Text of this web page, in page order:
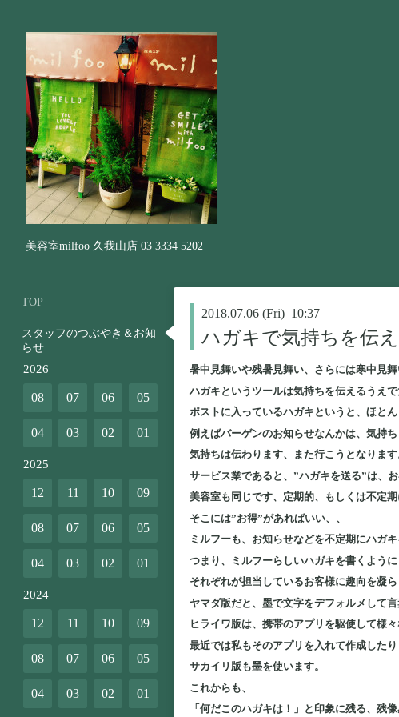
美容室milfoo 久我山店 03 3334 5202
2018.07.06 (Fri) 10:37
ハガキで気持ちを伝
暑中見舞いや残暑見舞い、さらには寒中見
ハガキというツールは気持ちを伝えるうえで
ポストに入っているハガキというと、ほと
例えばバーゲンのお知らせなんかは、気持
気持ちは伝わります、また行こうとなります
サービス業であると、”ハガキを送る”は、
美容室も同じです、定期的、もしくは不定
そこには”お得”があればいい、、
ミルフーも、お知らせなどを不定期にハガ
つまり、ミルフーらしいハガキを書くよう
それぞれが担当しているお客様に趣向を凝
ヤマダ版だと、墨で文字をデフォルメして
ヒライワ版は、携帯のアプリを駆使して様
最近では私もそのアプリを入れて作成した
サカイリ版も墨を使います。
これからも、
「何だこのハガキは！」と印象に残る、残
TOP
スタッフのつぶやき＆お知
らせ
2026
08 07 06 05
04 03 02 01
2025
12 11 10 09
08 07 06 05
04 03 02 01
2024
12 11 10 09
08 07 06 05
04 03 02 01